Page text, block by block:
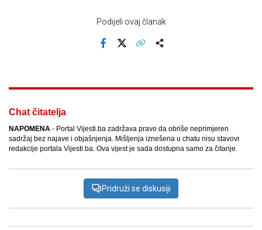
Podijeli ovaj članak
Chat čitatelja
NAPOMENA - Portal Vijesti.ba zadržava pravo da obriše neprimjeren
sadržaj bez najave i objašnjenja. Mišljenja iznešena u chatu nisu stavovi
redakcije portala Vijesti.ba. Ova vijest je sada dostupna samo za čitanje.
Pridruži se diskusiji